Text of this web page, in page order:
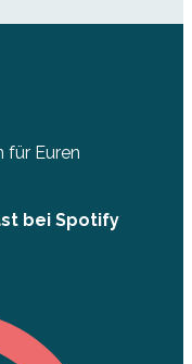
für Euren
bei Spotify